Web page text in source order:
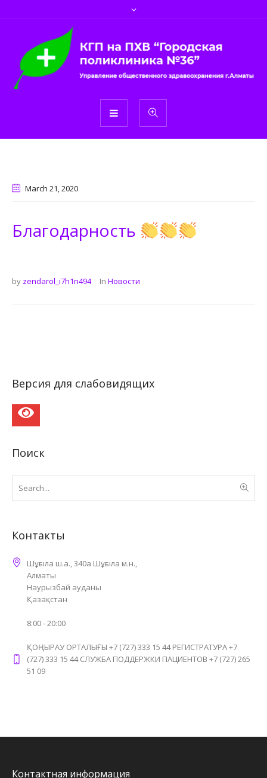
March 21, 2020
Благодарность
by zendarol_i7h1n494 In Новости
Версия для слабовидящих
Поиск
Контакты
Шұғыла ш.а., 340а Шұғыла м.н.,
Алматы
Наурызбай ауданы
Қазақстан
8:00 - 20:00
ҚОҢЫРАУ ОРТАЛЫҒЫ +7 (727) 333 15 44 РЕГИСТРАТУРА +7
(727) 333 15 44 СЛУЖБА ПОДДЕРЖКИ ПАЦИЕНТОВ +7 (727) 265
51 09
Контактная информация